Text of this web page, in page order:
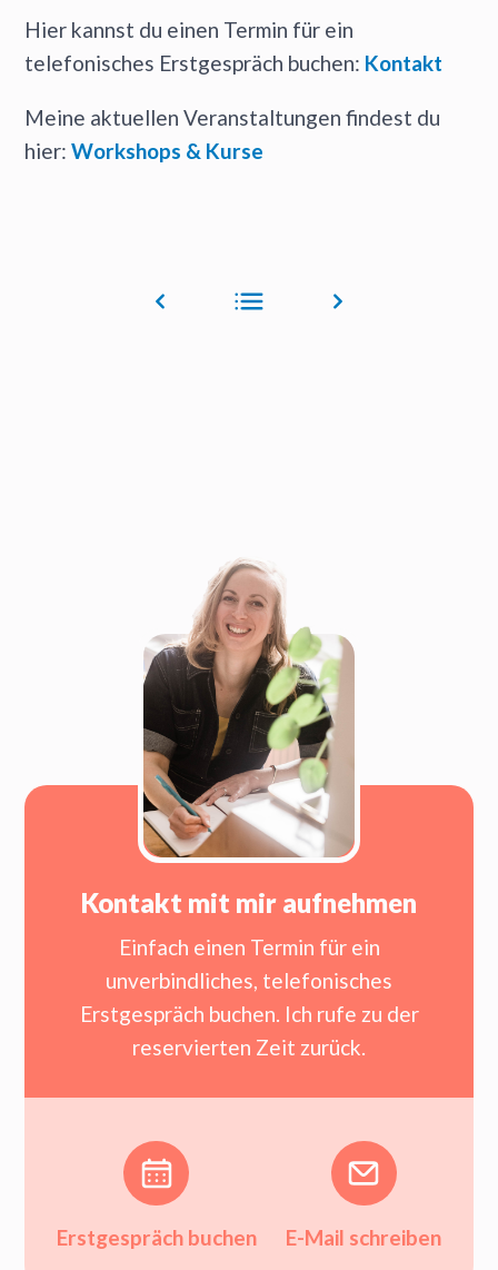
Hier kannst du einen Termin für ein
telefonisches Erstgespräch buchen: Kontakt
Meine aktuellen Veranstaltungen findest du
hier:Workshops & Kurse
Kontakt mit mir aufnehmen
Einfach einen Termin für ein
unverbindliches, telefonisches
Erstgespräch buchen. Ich rufe zu der
reservierten Zeit zurück.
Erstgespräch buchen E-Mail schreiben